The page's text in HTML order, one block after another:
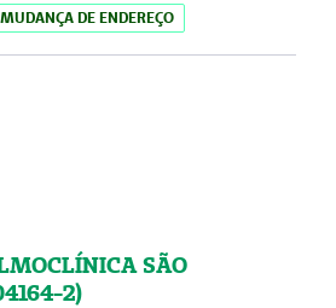
MUDANÇA DE ENDEREÇO
SÃO
2)